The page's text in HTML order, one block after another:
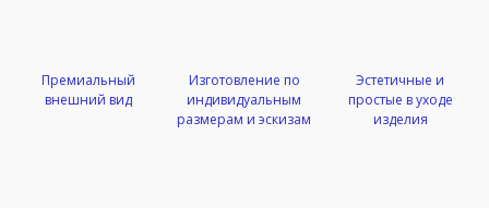
Премиальный
внешний вид
Изготовление по
индивидуальным
размерам и эскизам
Эстетичные и
простые в уходе
изделия